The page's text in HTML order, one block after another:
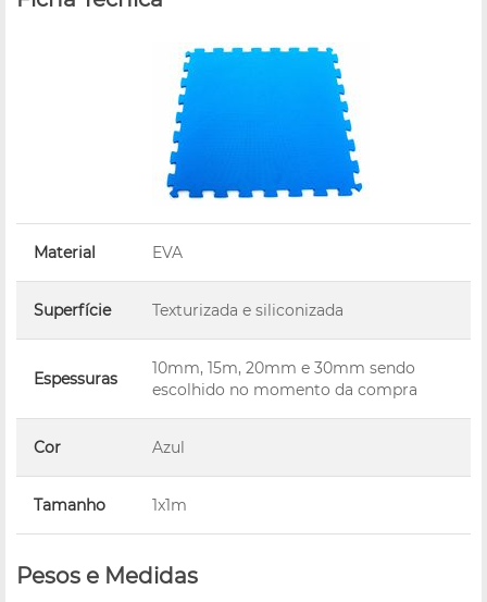
Material EVA
Superfície Texturizada e siliconizada
Espessuras
10mm, 15m, 20mm e 30mm sendo
escolhido no momento da compra
Cor Azul
Tamanho 1x1m
Pesos e Medidas